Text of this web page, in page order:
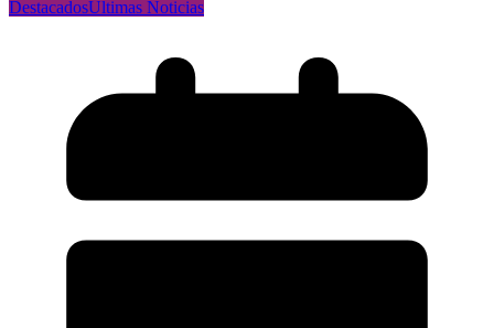
DestacadosUltimas Noticias